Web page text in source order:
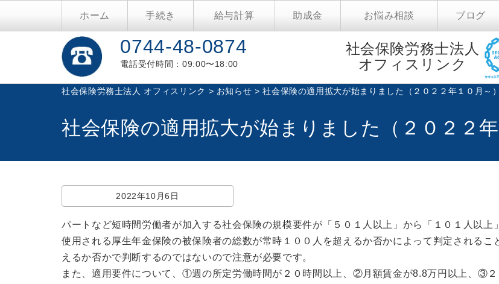
ホーム 手続き 給与計算 助成金 お悩み相談 ブログ
0744-48-0874
電話受付時間：09:00〜18:00
社会保険労務士法人
オフィスリンク
社会保険労務士法人 オフィスリンク > お知らせ >社会保険の適用拡大が始まりました（２０２２年１０月～）
社会保険の適用拡大が始まりました（２０２２年
2022年10月6日
パートなど短時間労働者が加入する社会保険の規模要件が「５０１人以上」から「１０１人以
使用される厚生年金保険の被保険者の総数が常時１００人を超えるか否かによって判定される
えるか否かで判断するのではないので注意が必要です。
また、適用要件について、①週の所定労働時間が２０時間以上、②月額賃金が8.8万円以上、③